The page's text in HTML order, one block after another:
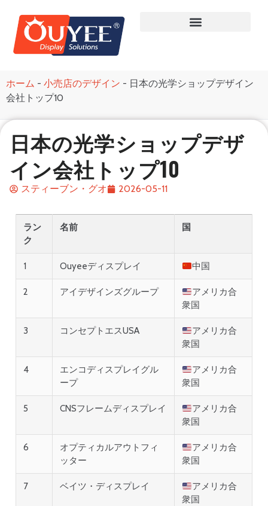
ホーム - 小売店のデザイン - 日本の光学ショップデザイン
会社トップ10
日本の光学ショップデザ
イン会社トップ10
スティーブン・グオ 2026-05-11
ラン
ク
名前 国
1 Ouyeeディスプレイ 中国
2 アイデザインズグループ
アメリカ合
衆国
3 コンセプトエスUSA
アメリカ合
衆国
4
エンコディスプレイグル
ープ
アメリカ合
衆国
5 CNSフレームディスプレイ
アメリカ合
衆国
6
オプティカルアウトフィ
ッター
アメリカ合
衆国
7 ベイツ・ディスプレイ
アメリカ合
衆国